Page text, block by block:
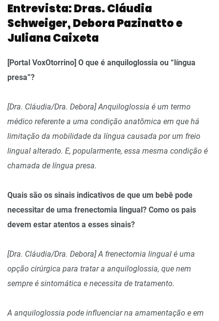
Entrevista: Dras. Cláudia
Schweiger, Debora Pazinatto e
Juliana Caixeta
[Portal VoxOtorrino] O que é anquiloglossia ou “língua
presa”?
[Dra. Cláudia/Dra. Debora] Anquiloglossia é um termo
médico referente a uma condição anatômica em que há
limitação da mobilidade da língua causada por um freio
lingual alterado. E, popularmente, essa mesma condição é
chamada de língua presa.
Quais são os sinais indicativos de que um bebê pode
necessitar de uma frenectomia lingual? Como os pais
devem estar atentos a esses sinais?
[Dra. Cláudia/Dra. Debora] A frenectomia lingual é uma
opção cirúrgica para tratar a anquiloglossia, que nem
sempre é sintomática e necessita de tratamento.
A anquiloglossia pode influenciar na amamentação e em